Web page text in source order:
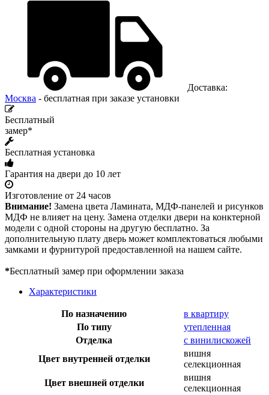
Доставка:
Москва - бесплатная при заказе установки
Бесплатный
замер*
Бесплатная установка
Гарантия на двери до 10 лет
Изготовление от 24 часов
Внимание! Замена цвета Ламината, МДФ-панелей и рисунков
МДФ не влияет на цену. Замена отделки двери на конктерной
модели с одной стороны на другую бесплатно. За
дополнительную плату дверь может комплектоваться любыми
замками и фурнитурой предоставленной на нашем сайте.
*Бесплатный замер при оформлении заказа
Характеристики
По назначению
в квартиру
По типу
утепленная
Отделка
с винилискожей
Цвет внутренней отделки
вишня
селекционная
Цвет внешней отделки
вишня
селекционная